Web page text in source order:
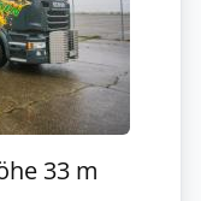
33 m